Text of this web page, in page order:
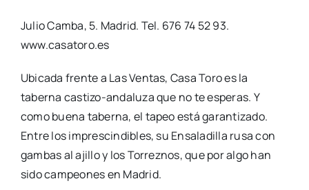
Julio Camba, 5. Madrid. Tel. 676 74 52 93.
www.casatoro.es
Ubicada frente a Las Ventas, Casa Toro es la
taberna castizo-andaluza que no te esperas. Y
como buena taberna, el tapeo está garantizado.
Entre los imprescindibles, su Ensaladilla rusa con
gambas al ajillo y los Torreznos, que por algo han
sido campeones en Madrid.